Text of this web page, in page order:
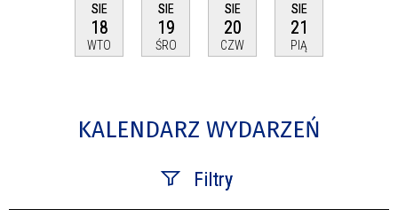
SIE
18
WTO
SIE
19
ŚRO
SIE
20
CZW
SIE
21
PIĄ
KALENDARZ WYDARZEŃ
Filtry